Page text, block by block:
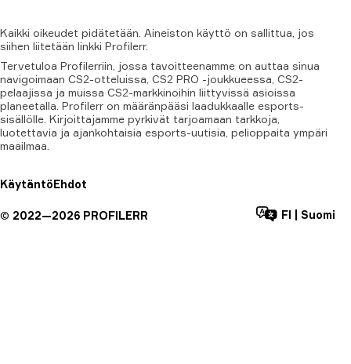
Kaikki oikeudet pidätetään. Aineiston käyttö on sallittua, jos
siihen liitetään linkki Profilerr.
Tervetuloa Profilerriin, jossa tavoitteenamme on auttaa sinua
navigoimaan CS2-otteluissa, CS2 PRO -joukkueessa, CS2-
pelaajissa ja muissa CS2-markkinoihin liittyvissä asioissa
planeetalla. Profilerr on määränpääsi laadukkaalle esports-
sisällölle. Kirjoittajamme pyrkivät tarjoamaan tarkkoja,
luotettavia ja ajankohtaisia esports-uutisia, pelioppaita ympäri
maailmaa.
KäytäntöEhdot
© 2022—2026 PROFILERR FI Suomi